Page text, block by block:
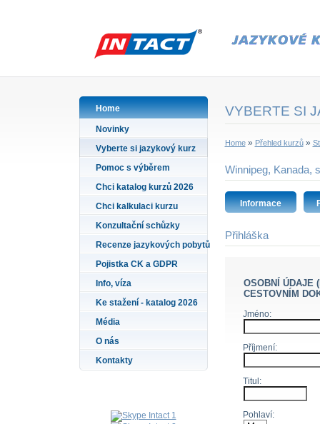
Home
Novinky
Vyberte si jazykový kurz
Pomoc s výběrem
Chci katalog kurzů 2026
Chci kalkulaci kurzu
Konzultační schůzky
Recenze jazykových pobytů
Pojistka CK a GDPR
Info, víza
Ke stažení - katalog 2026
Média
O nás
Kontakty
VYBERTE SI
Home» Přehled kurzů»
Winnipeg, Kanada,
Informace
Přihláška
OSOBNÍ ÚDAJE (PŘÍJMENÍ A JMÉNO VYPLŇTE PODLE ÚDAJŮ VE VAŠEM
CESTOVNÍM
Jméno:
Příjmení:
Titul:
Pohlaví: